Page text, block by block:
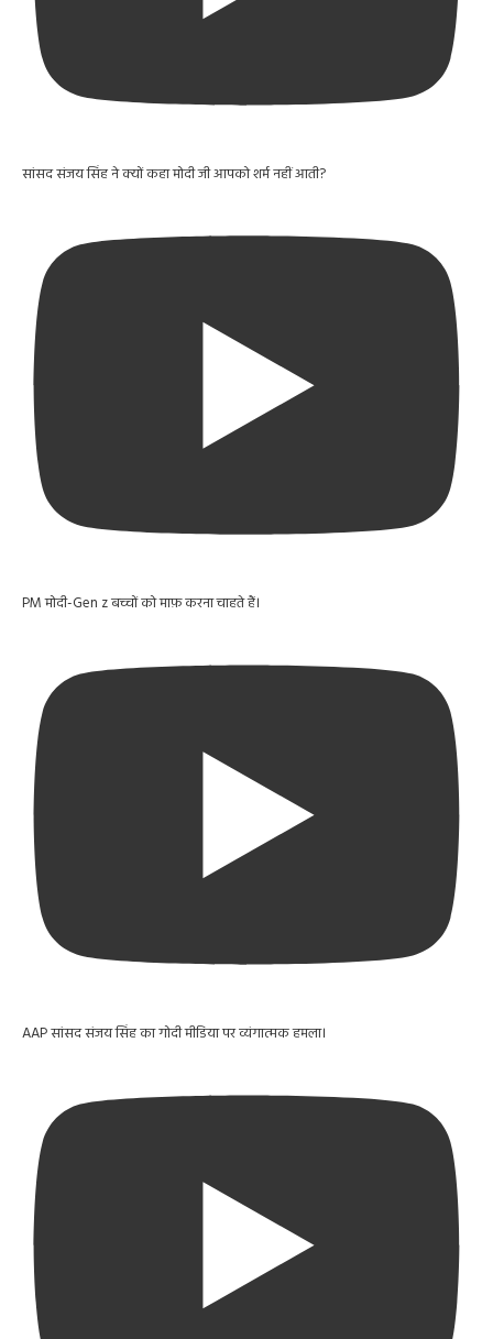
सांसद संजय सिंह ने क्यों कहा मोदी जी आपको शर्म नहीं आती?
PM मोदी-Gen z बच्चों को माफ़ करना चाहते हैं।
AAP सांसद संजय सिंह का गोदी मीडिया पर व्यंगात्मक हमला।